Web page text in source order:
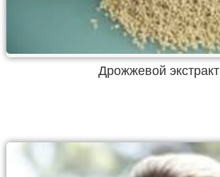
Дрожжевой экстракт